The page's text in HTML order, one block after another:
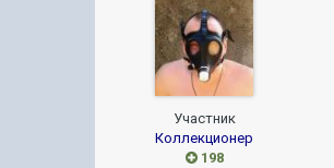
Участник
Коллекционер
198